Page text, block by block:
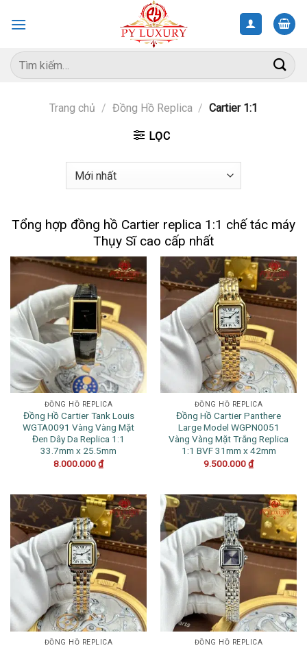
Tìm
kiếm:
Trang chủ / Đồng Hồ Replica / Cartier 1:1
LỌC
Tổng hợp đồng hồ Cartier replica 1:1 chế tác máy
Thụy Sĩ cao cấp nhất
ĐỒNG HỒ REPLICA
Đồng Hồ Cartier Tank Louis
WGTA0091 Vàng Vàng Mặt
Đen Dây Da Replica 1:1
33.7mm x 25.5mm
8.000.000₫
ĐỒNG HỒ REPLICA
Đồng Hồ Cartier Panthere
Large Model WGPN0051
Vàng Vàng Mặt Trắng Replica
1:1 BVF 31mm x 42mm
9.500.000₫
ĐỒNG HỒ REPLICA ĐỒNG HỒ REPLICA